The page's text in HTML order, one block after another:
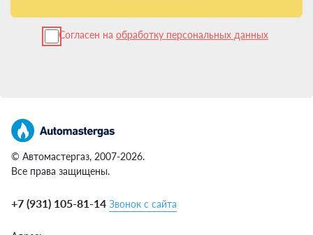
Согласен на обработку персональных данных
© Автомастергаз, 2007-2026.
Все права защищены.
+7 (931) 105-81-14 Звонок с сайта